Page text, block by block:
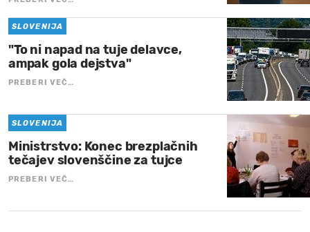
SLOVENIJA
"To ni napad na tuje delavce,
ampak gola dejstva"
PREBERI VEČ…
SLOVENIJA
Ministrstvo: Konec brezplačnih
tečajev slovenščine za tujce
PREBERI VEČ…